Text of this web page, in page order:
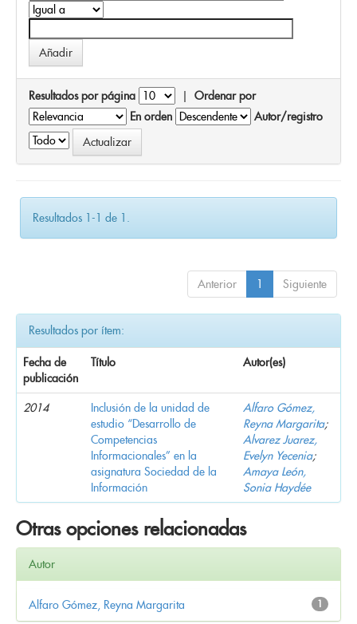
Resultados por página | Ordenar por
En orden
Autor/registro
Resultados 1-1 de 1.
Anterior 1 Siguiente
Resultados por ítem:
Fecha de
publicación
Título Autor(es)
2014
Inclusión de la unidad de
estudio “Desarrollo de
Competencias
Informacionales” en la
asignatura Sociedad de la
Información
Alfaro Gómez,
Reyna Margarita;
Alvarez Juarez,
Evelyn Yecenia;
Amaya León,
Sonia Haydée
Otras opciones relacionadas
Autor
1
Alfaro Gómez, Reyna Margarita